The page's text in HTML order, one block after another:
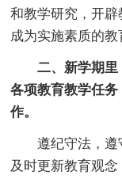
和教学研究，开
成为实施素质的教
二、新学期
各项教育教学任
作。
遵纪守法，遵
及时更新教育观